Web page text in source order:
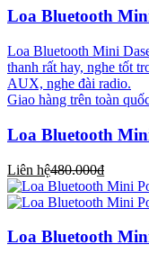
Loa Bluetooth
Loa Bluetooth Mini
thanh rất hay, nghe tốt
AUX, nghe đài radio.
Giao hàng trên toàn
Loa Bluetooth
Liên hệ480.000₫
Loa Bluetooth